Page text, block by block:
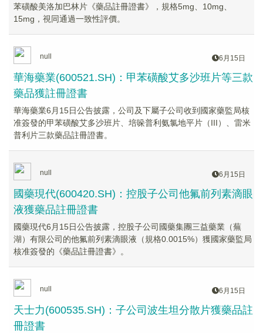
苯磺酸美洛加巴林片《藥品註冊證書》，規格5mg、10mg、
15mg，視同通過一致性評價。
null 6月15日
華海藥業(600521.SH)：甲苯磺酸艾多沙班片等三款
藥品獲註冊證書
華海藥業6月15日公告披露，公司及下屬子公司收到國家藥監局核
准簽發的甲苯磺酸艾多沙班片、培哚普利氨氯地平片（III）、雷米
普利片三款藥品註冊證書。
null 6月15日
國藥現代(600420.SH)：控股子公司他氟前列素滴眼
液獲藥品註冊證書
國藥現代6月15日公告披露，控股子公司國藥集團三益藥業（蕪
湖）有限公司的他氟前列素滴眼液（規格0.0015%）獲國家藥監局
核准簽發的《藥品註冊證書》。
null 6月15日
天士力(600535.SH)：子公司波生坦分散片獲藥品註
冊證書